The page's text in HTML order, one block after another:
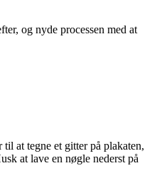
og nyde processen med at
at tegne et gitter på plakaten,
at lave en nøgle nederst på